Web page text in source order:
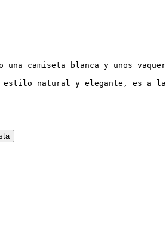
una camiseta blanca y unos
estilo natural y elegante, es a la